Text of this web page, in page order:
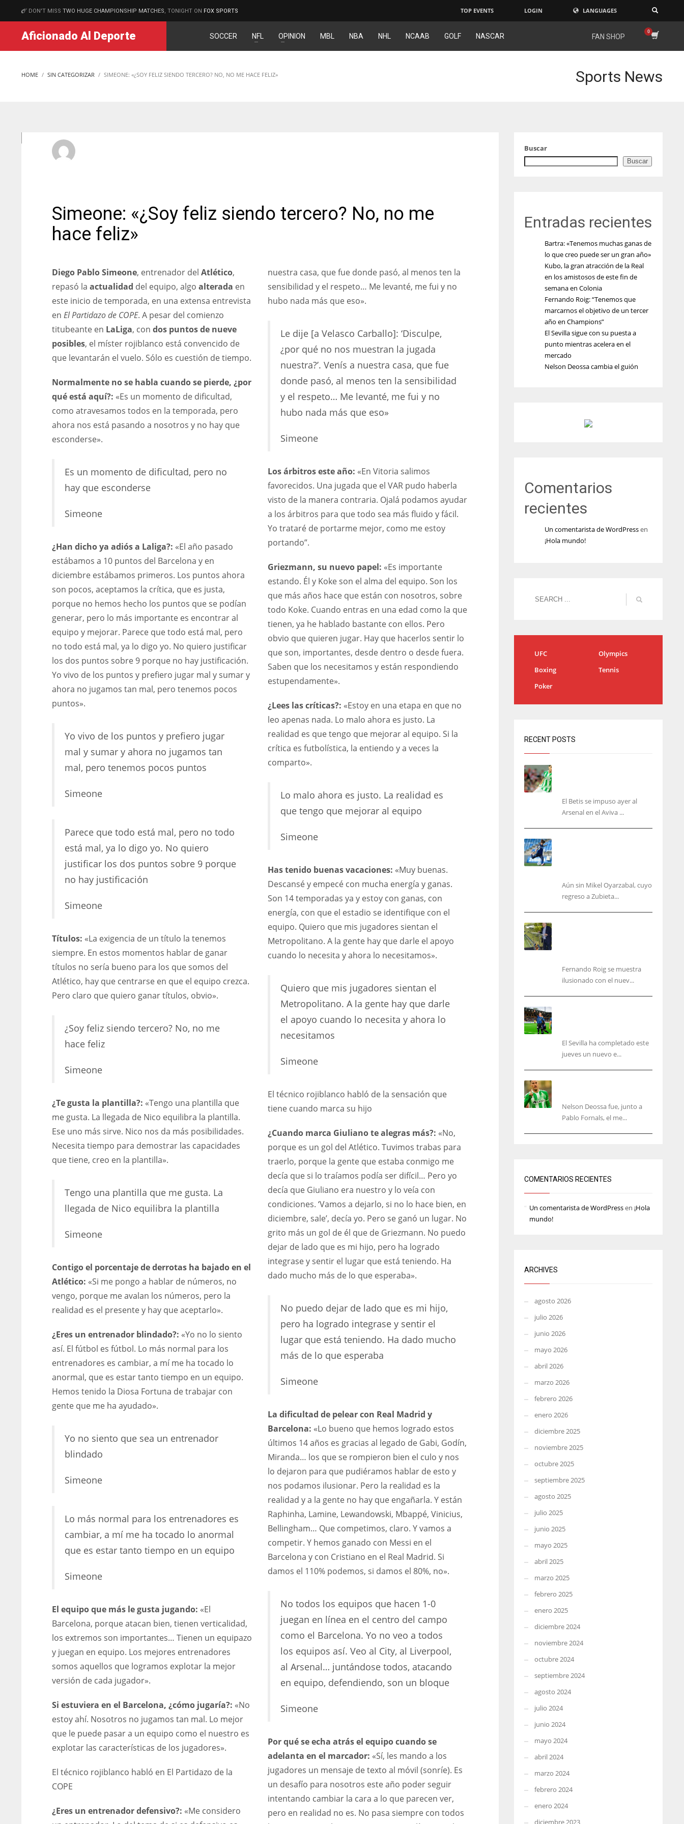
MATCHES
DAL
WSH
DAL
WSH
NE
OAK
19
MIA
17
IND NYJ
DON'T MISS TWO HUGE CHAMPIONSHIP MATCHES , TONIGHT ON FOX SPORTS TOP EVENTS LOGIN LANGUAGES
Aficionado Al Deporte SOCCER NFL OPINION MBL NBA NHL NCAAB GOLF NASCAR FAN SHOP
HOME SIN CATEGORIZAR SIMEONE: «¿SOY FELIZ SIENDO TERCERO? NO, NO ME HACE FELIZ» Sports News
Simeone: «¿Soy feliz siendo tercero? No, no me
hace feliz»
Diego Pablo Simeone, entrenador del Atlético,
repasó la actualidad del equipo, algo alterada en
este inicio de temporada, en una extensa entrevista
en El Partidazo de COPE. A pesar del comienzo
titubeante en LaLiga, con dos puntos de nueve
posibles, el míster rojiblanco está convencido de
que levantarán el vuelo. Sólo es cuestión de tiempo.
Normalmente no se habla cuando se pierde, ¿por
qué está aquí?: «Es un momento de dificultad,
como atravesamos todos en la temporada, pero
ahora nos está pasando a nosotros y no hay que
esconderse».
Es un momento de dificultad, pero no
hay que esconderse
Simeone
¿Han dicho ya adiós a Laliga?: «El año pasado
estábamos a 10 puntos del Barcelona y en
diciembre estábamos primeros. Los puntos ahora
son pocos, aceptamos la crítica, que es justa,
porque no hemos hecho los puntos que se podían
generar, pero lo más importante es encontrar al
equipo y mejorar. Parece que todo está mal, pero
no todo está mal, ya lo digo yo. No quiero justificar
los dos puntos sobre 9 porque no hay justificación.
Yo vivo de los puntos y prefiero jugar mal y sumar y
ahora no jugamos tan mal, pero tenemos pocos
puntos».
Yo vivo de los puntos y prefiero jugar
mal y sumar y ahora no jugamos tan
mal, pero tenemos pocos puntos
Simeone
Parece que todo está mal, pero no todo
está mal, ya lo digo yo. No quiero
justificar los dos puntos sobre 9 porque
no hay justificación
Simeone
Títulos: «La exigencia de un título la tenemos
siempre. En estos momentos hablar de ganar
títulos no sería bueno para los que somos del
Atlético, hay que centrarse en que el equipo crezca.
Pero claro que quiero ganar títulos, obvio».
¿Soy feliz siendo tercero? No, no me
hace feliz
Simeone
¿Te gusta la plantilla?: «Tengo una plantilla que
me gusta. La llegada de Nico equilibra la plantilla.
Ese uno más sirve. Nico nos da más posibilidades.
Necesita tiempo para demostrar las capacidades
que tiene, creo en la plantilla».
Tengo una plantilla que me gusta. La
llegada de Nico equilibra la plantilla
Simeone
Contigo el porcentaje de derrotas ha bajado en el
Atlético: «Si me pongo a hablar de números, no
vengo, porque me avalan los números, pero la
realidad es el presente y hay que aceptarlo».
¿Eres un entrenador blindado?: «Yo no lo siento
así. El fútbol es fútbol. Lo más normal para los
entrenadores es cambiar, a mí me ha tocado lo
anormal, que es estar tanto tiempo en un equipo.
Hemos tenido la Diosa Fortuna de trabajar con
gente que me ha ayudado».
Yo no siento que sea un entrenador
blindado
Simeone
Lo más normal para los entrenadores es
cambiar, a mí me ha tocado lo anormal
que es estar tanto tiempo en un equipo
Simeone
El equipo que más le gusta jugando: «El
Barcelona, porque atacan bien, tienen verticalidad,
los extremos son importantes… Tienen un equipazo
y juegan en equipo. Los mejores entrenadores
somos aquellos que logramos explotar la mejor
versión de cada jugador».
Si estuviera en el Barcelona, ¿cómo jugaría?: «No
estoy ahí. Nosotros no jugamos tan mal. Lo mejor
que le puede pasar a un equipo como el nuestro es
explotar las características de los jugadores».
El técnico rojiblanco habló en El Partidazo de la
COPE
¿Eres un entrenador defensivo?: «Me considero
nuestra casa, que fue donde pasó, al menos ten la
sensibilidad y el respeto… Me levanté, me fui y no
hubo nada más que eso».
Le dije [a Velasco Carballo]: ‘Disculpe,
¿por qué no nos muestran la jugada
nuestra?’. Venís a nuestra casa, que fue
donde pasó, al menos ten la sensibilidad
y el respeto… Me levanté, me fui y no
hubo nada más que eso»
Simeone
Los árbitros este año: «En Vitoria salimos
favorecidos. Una jugada que el VAR pudo haberla
visto de la manera contraria. Ojalá podamos ayudar
a los árbitros para que todo sea más fluido y fácil.
Yo trataré de portarme mejor, como me estoy
portando”.
Griezmann, su nuevo papel: «Es importante
estando. Él y Koke son el alma del equipo. Son los
que más años hace que están con nosotros, sobre
todo Koke. Cuando entras en una edad como la que
tienen, ya he hablado bastante con ellos. Pero
obvio que quieren jugar. Hay que hacerlos sentir lo
que son, importantes, desde dentro o desde fuera.
Saben que los necesitamos y están respondiendo
estupendamente».
¿Lees las críticas?: «Estoy en una etapa en que no
leo apenas nada. Lo malo ahora es justo. La
realidad es que tengo que mejorar al equipo. Si la
crítica es futbolística, la entiendo y a veces la
comparto».
Lo malo ahora es justo. La realidad es
que tengo que mejorar al equipo
Simeone
Has tenido buenas vacaciones: «Muy buenas.
Descansé y empecé con mucha energía y ganas.
Son 14 temporadas ya y estoy con ganas, con
energía, con que el estadio se identifique con el
equipo. Quiero que mis jugadores sientan el
Metropolitano. A la gente hay que darle el apoyo
cuando lo necesita y ahora lo necesitamos».
Quiero que mis jugadores sientan el
Metropolitano. A la gente hay que darle
el apoyo cuando lo necesita y ahora lo
necesitamos
Simeone
El técnico rojiblanco habló de la sensación que
tiene cuando marca su hijo
¿Cuando marca Giuliano te alegras más?: «No,
porque es un gol del Atlético. Tuvimos trabas para
traerlo, porque la gente que estaba conmigo me
decía que si lo traíamos podía ser difícil… Pero yo
decía que Giuliano era nuestro y lo veía con
condiciones. ‘Vamos a dejarlo, si no lo hace bien, en
diciembre, sale’, decía yo. Pero se ganó un lugar. No
grito más un gol de él que de Griezmann. No puedo
dejar de lado que es mi hijo, pero ha logrado
integrase y sentir el lugar que está teniendo. Ha
dado mucho más de lo que esperaba».
No puedo dejar de lado que es mi hijo,
pero ha logrado integrase y sentir el
lugar que está teniendo. Ha dado mucho
más de lo que esperaba
Simeone
La dificultad de pelear con Real Madrid y
Barcelona: «Lo bueno que hemos logrado estos
últimos 14 años es gracias al legado de Gabi, Godín,
Miranda… los que se rompieron bien el culo y nos
lo dejaron para que pudiéramos hablar de esto y
nos podamos ilusionar. Pero la realidad es la
realidad y a la gente no hay que engañarla. Y están
Raphinha, Lamine, Lewandowski, Mbappé, Vinicius,
Bellingham… Que competimos, claro. Y vamos a
competir. Y hemos ganado con Messi en el
Barcelona y con Cristiano en el Real Madrid. Si
damos el 110% podemos, si damos el 80%, no».
No todos los equipos que hacen 1-0
juegan en línea en el centro del campo
como el Barcelona. Yo no veo a todos
los equipos así. Veo al City, al Liverpool,
al Arsenal… juntándose todos, atacando
en equipo, defendiendo, son un bloque
Simeone
Por qué se echa atrás el equipo cuando se
adelanta en el marcador: «Sí, les mando a los
jugadores un mensaje de texto al móvil (sonríe). Es
un desafío para nosotros este año poder seguir
intentando cambiar la cara a lo que parecen ver,
pero en realidad no es. No pasa siempre con todos
Buscar
Buscar
Entradas recientes
Bartra: «Tenemos muchas ganas de
lo que creo puede ser un gran año»
Kubo, la gran atracción de la Real
en los amistosos de este fin de
semana en Colonia
Fernando Roig: “Tenemos que
marcarnos el objetivo de un tercer
año en Champions”
El Sevilla sigue con su puesta a
punto mientras acelera en el
mercado
Nelson Deossa cambia el guión
Comentarios
recientes
Un comentarista de WordPressen
¡Hola mundo!
UFC
Olympics
Boxing
Tennis
Poker
RECENT POSTS
El Betis se impuso ayer al
Arsenal en el Aviva ...
Aún sin Mikel Oyarzabal, cuyo
regreso a Zubieta...
Fernando Roig se muestra
ilusionado con el nuev...
El Sevilla ha completado este
jueves un nuevo e...
Nelson Deossa fue, junto a
Pablo Fornals, el me...
COMENTARIOS RECIENTES
Un comentarista de WordPressen ¡Hola
mundo!
ARCHIVES
agosto 2026
julio 2026
junio 2026
mayo 2026
abril 2026
marzo 2026
febrero 2026
enero 2026
diciembre 2025
noviembre 2025
octubre 2025
septiembre 2025
agosto 2025
julio 2025
junio 2025
mayo 2025
abril 2025
marzo 2025
febrero 2025
enero 2025
diciembre 2024
noviembre 2024
octubre 2024
septiembre 2024
agosto 2024
julio 2024
junio 2024
mayo 2024
abril 2024
marzo 2024
febrero 2024
enero 2024
diciembre 2023